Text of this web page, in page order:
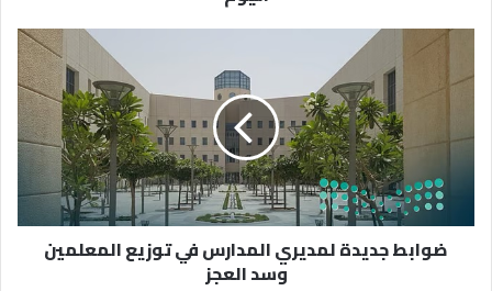
ضوابط
لمديري
المعلمين
العجز
ضوابط جديدة لمديري المدارس في توزيع المعلمين
وسد العجز